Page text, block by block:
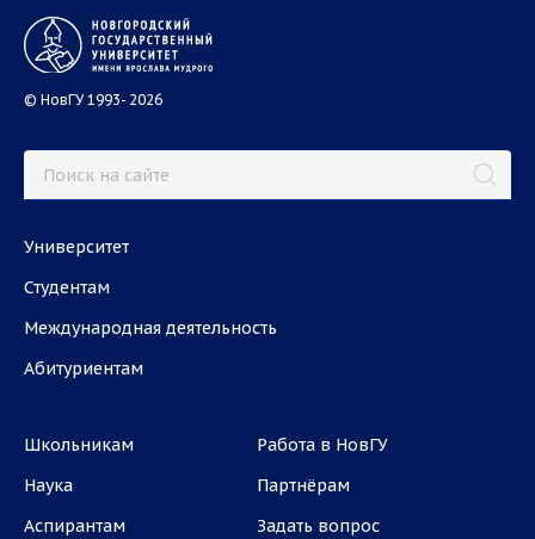
© НовГУ 1993- 2026
Университет
Студентам
Международная деятельность
Абитуриентам
Школьникам
Наука
Аспирантам
Работа в НовГУ
Партнёрам
Задать вопрос